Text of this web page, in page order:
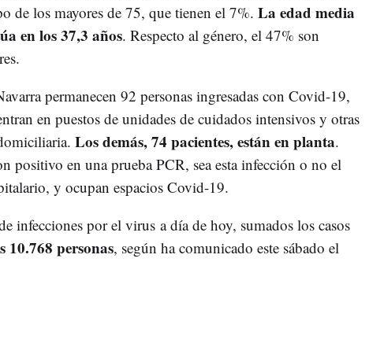
de los mayores de 75, que tienen el 7%. La edad media
en los 37,3 años. Respecto al género, el 47% son
permanecen 92 personas ingresadas con Covid-19,
en puestos de unidades de cuidados intensivos y otras
Los demás, 74 pacientes, están en planta.
positivo en una prueba PCR, sea esta infección o no el
y ocupan espacios Covid-19.
infecciones por el virus a día de hoy, sumados los casos
10.768 personas, según ha comunicado este sábado el